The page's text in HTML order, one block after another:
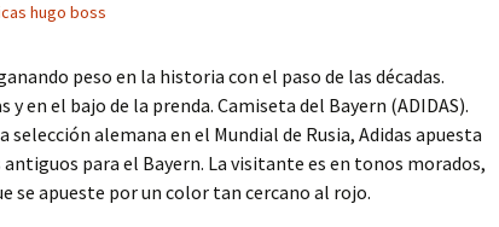
hugo boss
peso en la historia con el paso de las décadas.
en el bajo de la prenda. Camiseta del Bayern (ADIDAS).
selección alemana en el Mundial de Rusia, Adidas apuesta
para el Bayern. La visitante es en tonos morados,
se apueste por un color tan cercano al rojo.